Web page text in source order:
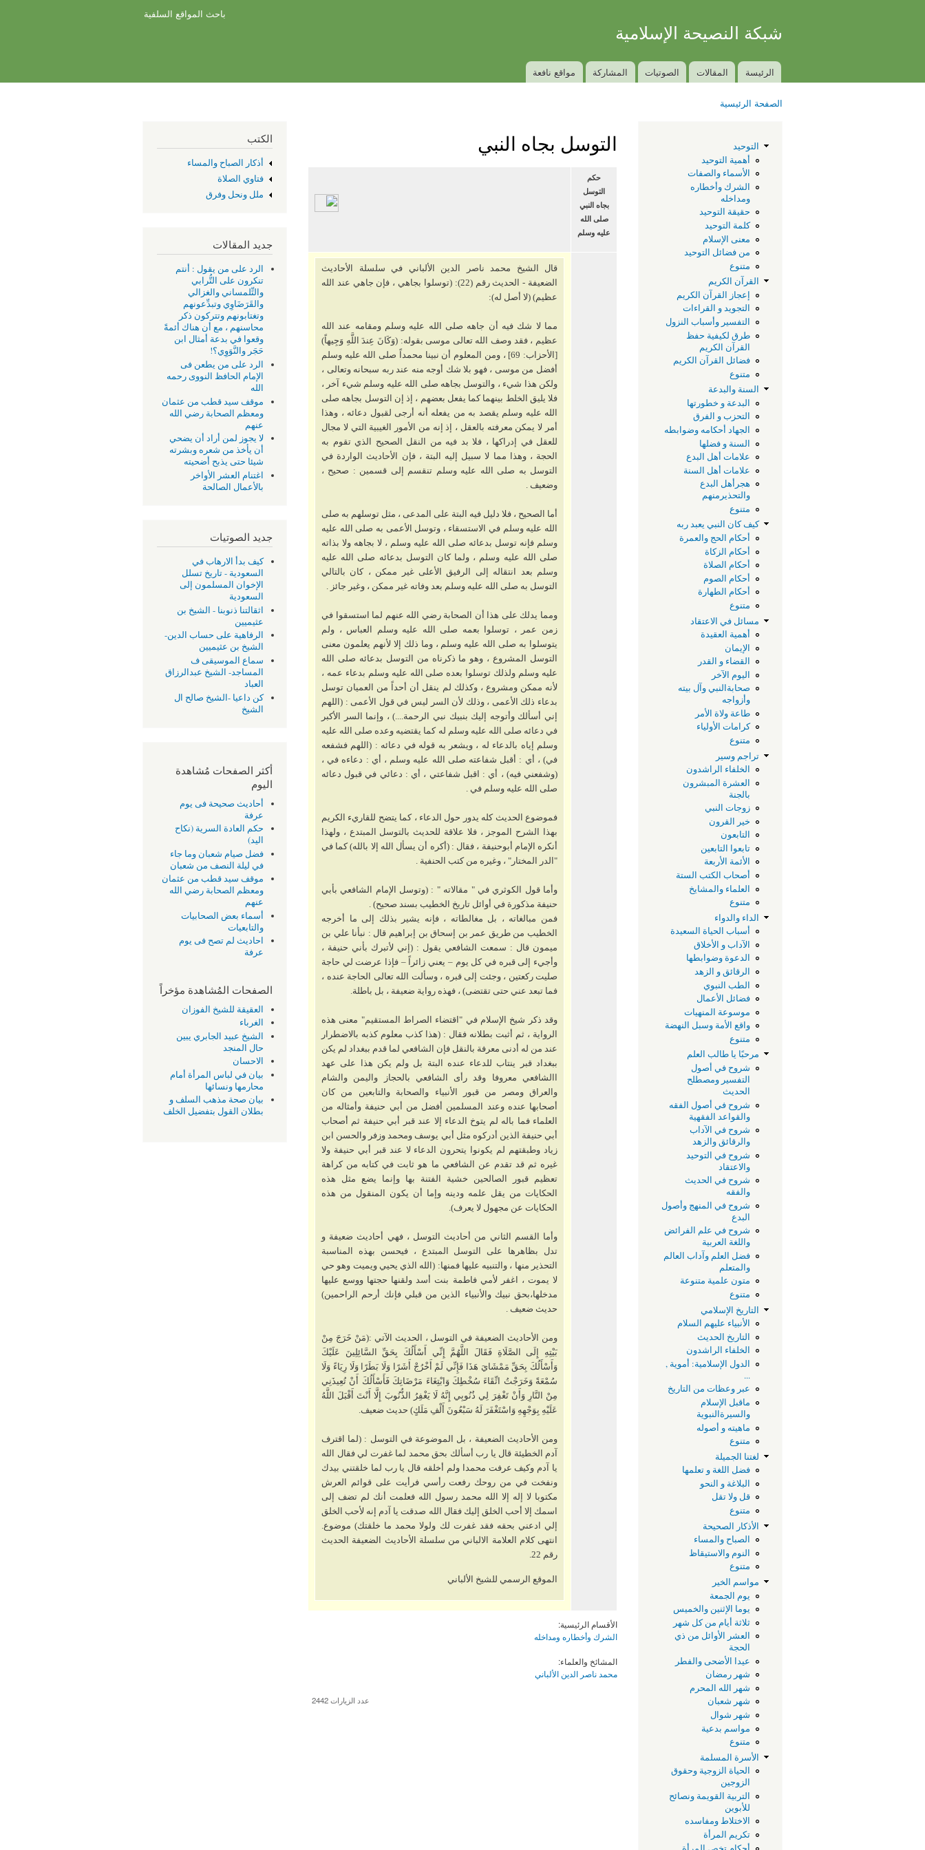
شبكة النصيحة الإسلامية
Main menu
الرئيسة المقالات الصوتيات المشاركة مواقع نافعة
باحث المواقع السلفية
الصفحة الرئيسية
التوحيد
أهمية التوحيد
الأسماء والصفات
الشرك وأخطاره
ومداخله
حقيقة التوحيد
كلمة التوحيد
معنى الإسلام
من فضائل التوحيد
متنوع
القرآن الكريم
إعجاز القرآن الكريم
التجويد و القراءات
التفسير وأسباب النزول
طرق لكيفية حفظ
القرآن الكريم
فضائل القرآن الكريم
متنوع
السنة والبدعة
البدعة و خطورتها
التحزب و الفرق
الجهاد أحكامه وضوابطه
السنة و فضلها
علامات أهل البدع
علامات أهل السنة
هجرأهل البدع
والتحذيرمنهم
متنوع
كيف كان النبي يعبد ربه
أحكام الحج والعمرة
أحكام الزكاة
أحكام الصلاة
أحكام الصوم
أحكام الطهارة
متنوع
مسائل في الاعتقاد
أهمية العقيدة
الإيمان
القضاء و القدر
اليوم الآخر
صحابةالنبي وآل بيته
وأزواجه
طاعة ولاة الأمر
كرامات الأولياء
متنوع
تراجم وسير
الخلفاء الراشدون
العشرة المبشرون
بالجنة
زوجات النبي
خير القرون
التابعون
تابعوا التابعين
الأئمة الأربعة
أصحاب الكتب الستة
العلماء والمشايخ
متنوع
الداء والدواء
أسباب الحياة السعيدة
الآداب و الأخلاق
الدعوة وضوابطها
الرقائق و الزهد
الطب النبوي
فضائل الأعمال
موسوعة المنهيات
واقع الأمة وسبل النهضة
متنوع
مرحبًا يا طالب العلم
شروح في أصول
التفسير ومصطلح
الحديث
شروح في أصول الفقه
والقواعد الفقهية
شروح في الآداب
والرقائق والزهد
شروح في التوحيد
والاعتقاد
شروح في الحديث
والفقه
شروح في المنهج وأصول
البدع
شروح في علم الفرائض
واللغة العربية
فضل العلم وآداب العالم
والمتعلم
متون علمية متنوعة
متنوع
التاريخ الإسلامي
الأنبياء عليهم السلام
التاريخ الحديث
الخلفاء الراشدون
الدول الإسلامية: أموية ,
...
عبر وعظات من التاريخ
ماقبل الإسلام
والسيرةالنبوية
ماهيته و أصوله
متنوع
لغتنا الجميلة
فضل اللغة و تعلمها
البلاغة و النحو
قل ولا تقل
متنوع
الأذكار الصحيحة
الصباح والمساء
النوم والاستيقاظ
متنوع
مواسم الخير
يوم الجمعة
يوما الإثنين والخميس
ثلاثة أيام من كل شهر
العشر الأوائل من ذي
الحجة
عيدا الأضحى والفطر
شهر رمضان
شهر الله المحرم
شهر شعبان
شهر شوال
مواسم بدعية
متنوع
الأسرة المسلمة
الحياة الزوجية وحقوق
الزوجين
التربية القويمة ونصائح
للأبوين
الاختلاط ومفاسده
تكريم المرأة
التوسل بجاه النبي
حكم
التوسل
بجاه النبي
صلى الله
عليه وسلم
قال الشيخ محمد ناصر الدين الألباني في سلسلة الأحاديث
الضعيفة - الحديث رقم (22): (توسلوا بجاهي ، فإن جاهي عند الله
عظيم) (لا أصل له):
مما لا شك فيه أن جاهه صلى الله عليه وسلم ومقامه عند الله
عظيم ، فقد وصف الله تعالى موسى بقوله: (وَكَانَ عِندَ اللَّهِ وَجِيهاً)
[الأحزاب: 69] ، ومن المعلوم أن نبينا محمداً صلى الله عليه وسلم
أفضل من موسى ، فهو بلا شك أوجه منه عند ربه سبحانه وتعالى ،
ولكن هذا شيء ، والتوسل بجاهه صلى الله عليه وسلم شيء آخر ،
فلا يليق الخلط بينهما كما يفعل بعضهم ، إذ إن التوسل بجاهه صلى
الله عليه وسلم يقصد به من يفعله أنه أرجى لقبول دعائه ، وهذا
أمر لا يمكن معرفته بالعقل ، إذ إنه من الأمور الغيبية التي لا مجال
للعقل في إدراكها ، فلا بد فيه من النقل الصحيح الذي تقوم به
الحجة ، وهذا مما لا سبيل إليه البتة ، فإن الأحاديث الواردة في
التوسل به صلى الله عليه وسلم تنقسم إلى قسمين : صحيح ،
وضعيف .
أما الصحيح ، فلا دليل فيه البتة على المدعى ، مثل توسلهم به صلى
الله عليه وسلم في الاستسقاء ، وتوسل الأعمى به صلى الله عليه
وسلم فإنه توسل بدعائه صلى الله عليه وسلم ، لا بجاهه ولا بذاته
صلى الله عليه وسلم ، ولما كان التوسل بدعائه صلى الله عليه
وسلم بعد انتقاله إلى الرفيق الأعلى غير ممكن ، كان بالتالي
التوسل به صلى الله عليه وسلم بعد وفاته غير ممكن ، وغير جائز .
ومما يدلك على هذا أن الصحابة رضي الله عنهم لما استسقوا في
زمن عمر ، توسلوا بعمه صلى الله عليه وسلم العباس ، ولم
يتوسلوا به صلى الله عليه وسلم ، وما ذلك إلا لأنهم يعلمون معنى
التوسل المشروع ، وهو ما ذكرناه من التوسل بدعائه صلى الله
عليه وسلم ولذلك توسلوا بعده صلى الله عليه وسلم بدعاء عمه ،
لأنه ممكن ومشروع ، وكذلك لم ينقل أن أحداً من العميان توسل
بدعاء ذلك الأعمى ، وذلك لأن السر ليس في قول الأعمى : (اللهم
إني أسألك وأتوجه إليك بنبيك نبي الرحمة....) ، وإنما السر الأكبر
في دعائه صلى الله عليه وسلم له كما يقتضيه وعده صلى الله عليه
وسلم إياه بالدعاء له ، ويشعر به قوله في دعائه : (اللهم فشفعه
في) ، أي : أقبل شفاعته صلى الله عليه وسلم ، أي : دعاءه في ،
(وشفعني فيه) ، أي : اقبل شفاعتي ، أي : دعائي في قبول دعائه
صلى الله عليه وسلم في .
فموضوع الحديث كله يدور حول الدعاء ، كما يتضح للقاريء الكريم
بهذا الشرح الموجز ، فلا علاقة للحديث بالتوسل المبتدع ، ولهذا
أنكره الإمام أبوحنيفة ، فقال : (أكره أن يسأل الله إلا بالله) كما في
"الدر المختار" ، وغيره من كتب الحنفية .
وأما قول الكوثري في " مقالاته " : (وتوسل الإمام الشافعي بأبي
حنيفة مذكورة في أوائل تاريخ الخطيب بسند صحيح) .
فمن مبالغاته ، بل مغالطاته ، فإنه يشير بذلك إلى ما أخرجه
الخطيب من طريق عمر بن إسحاق بن إبراهيم قال : نبأنا علي بن
ميمون قال : سمعت الشافعي يقول : (إني لأتبرك بأني حنيفة ،
وأجيء إلى قبره في كل يوم – يعني زائراً – فإذا عرضت لي حاجة
صليت ركعتين ، وجئت إلى قبره ، وسألت الله تعالى الحاجة عنده ،
فما تبعد عني حتى تقتضى) ، فهذه رواية ضعيفة ، بل باطلة.
وقد ذكر شيخ الإسلام في "اقتضاء الصراط المستقيم" معنى هذه
الرواية ، ثم أثبت بطلانه فقال : (هذا كذب معلوم كذبه بالاضطرار
عند من له أدنى معرفة بالنقل فإن الشافعي لما قدم ببغداد لم يكن
ببغداد قبر ينتاب للدعاء عنده البتة بل ولم يكن هذا على عهد
االشافعي معروفا وقد رأى الشافعي بالحجاز واليمن والشام
والعراق ومصر من قبور الأنبياء والصحابة والتابعين من كان
أصحابها عنده وعند المسلمين أفضل من أبي حنيفة وأمثاله من
العلماء فما باله لم يتوخ الدعاء إلا عند قبر أبي حنيفة ثم أصحاب
أبي حنيفة الذين أدركوه مثل أبي يوسف ومحمد وزفر والحسن ابن
زياد وطبقتهم لم يكونوا يتحرون الدعاء لا عند قبر أبي حنيفة ولا
غيره ثم قد تقدم عن الشافعي ما هو ثابت في كتابه من كراهة
تعظيم قبور الصالحين خشية الفتنة بها وإنما يضع مثل هذه
الحكايات من يقل علمه ودينه وإما أن يكون المنقول من هذه
الحكايات عن مجهول لا يعرف).
وأما القسم الثاني من أحاديث التوسل ، فهي أحاديث ضعيفة و
تدل بظاهرها على التوسل المبتدع ، فيحسن بهذه المناسبة
التحذير منها ، والتنبيه عليها فمنها: (الله الذي يحيي ويميت وهو حي
لا يموت ، اغفر لأمي فاطمة بنت أسد ولقنها حجتها ووسع عليها
مدخلها،بحق نبيك والأنبياء الذين من قبلي فإنك أرحم الراحمين)
حديث ضعيف .
ومن الأحاديث الضعيفة في التوسل ، الحديث الآتي :(مَنْ خَرَجَ مِنْ
بَيْتِهِ إِلَى الصَّلَاةِ فَقَالَ اللَّهُمَّ إِنِّي أَسْأَلُكَ بِحَقِّ السَّائِلِينَ عَلَيْكَ
وَأَسْأَلُكَ بِحَقِّ مَمْشَايَ هَذَا فَإِنِّي لَمْ أَخْرُجْ أَشَرًا وَلَا بَطَرًا وَلَا رِيَاءً وَلَا
سُمْعَةً وَخَرَجْتُ اتِّقَاءَ سُخْطِكَ وَابْتِغَاءَ مَرْضَاتِكَ فَأَسْأَلُكَ أَنْ تُعِيذَنِي
مِنْ النَّارِ وَأَنْ تَغْفِرَ لِي ذُنُوبِي إِنَّهُ لَا يَغْفِرُ الذُّنُوبَ إِلَّا أَنْتَ أَقْبَلَ اللَّهُ
عَلَيْهِ بِوَجْهِهِ وَاسْتَغْفَرَ لَهُ سَبْعُونَ أَلْفِ مَلَكٍ) حديث ضعيف.
ومن الأحاديث الضعيفة ، بل الموضوعة في التوسل : (لما اقترف
آدم الخطيئة قال يا رب أسألك بحق محمد لما غفرت لي فقال الله
يا آدم وكيف عرفت محمدا ولم أخلقه قال يا رب لما خلقتني بيدك
ونفخت في من روحك رفعت رأسي فرأيت على قوائم العرش
مكتوبا لا إله إلا الله محمد رسول الله فعلمت أنك لم تضف إلى
اسمك إلا أحب الخلق إليك فقال الله صدقت يا آدم إنه لأحب الخلق
إلي ادعني بحقه فقد غفرت لك ولولا محمد ما خلقتك) موضوع.
انتهى كلام العلامة الالباني من سلسلة الأحاديث الضعيفة الحديث
رقم 22.
الموقع الرسمي للشيخ الألباني
الأقسام الرئيسية:
الشرك وأخطاره ومداخله
المشائخ والعلماء:
محمد ناصر الدين الألباني
عدد الزيارات 2442
الكتب
أذكار الصباح والمساء
فتاوي الصلاة
ملل ونحل وفرق
جديد المقالات
الرد على من يقول : أنتم
تنكرون على التُّرابي
والتِّلمساني والغزالي
والقَرَضَاوِي وتبدِّعونهم
وتغتابونهم وتتركون ذكر
محاسنهم ، مع أن هناك أئمةً
وقعوا في بدعة أمثال ابن
حَجَر والنَّوَوِي؟!
الرد على من يطعن فى
الإمام الحافظ النووى رحمه
الله
موقف سيد قطب من عثمان
ومعظم الصحابة رضي الله
عنهم
لا يجوز لمن أراد أن يضحي
أن يأخذ من شعره وبشرته
شيئا حتى يذبح أضحيته
اغتنام العشر الأواخر
بالأعمال الصالحة
جديد الصوتيات
كيف بدأ الارهاب في
السعودية - تاريخ تسلل
الإخوان المسلمون إلى
السعودية
اثقالتنا ذنوبنا - الشيخ بن
عثيميين
الرفاهية على حساب الدين-
الشيخ بن عثيميين
سماع الموسيقى ف
المساجد- الشيخ عبدالرزاق
العباد
كن داعيا -الشيخ صالح ال
الشيخ
أكثر الصفحات مُشاهدة
اليوم
أحاديث صحيحة فى يوم
عرفة
حكم العادة السرية (نكاح
اليد)
فضل صيام شعبان وما جاء
في ليلة النصف من شعبان
موقف سيد قطب من عثمان
ومعظم الصحابة رضي الله
عنهم
أسماء بعض الصحابيات
والتابعيات
احاديث لم تصح فى يوم
عرفة
الصفحات المُشاهدة مؤخراً
العقيقة للشيخ الفوزان
الغرباء
الشيخ عبيد الجابري يبين
حال المنجد
الاحسان
بيان في لباس المرأة أمام
محارمها ونسائها
بيان صحة مذهب السلف و
بطلان القول بتفضيل الخلف